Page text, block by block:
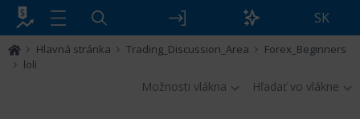
SK
Hlavná stránka Trading_Discussion_Area
Forex_Beginners
loli
Možnosti vlákna Hľadať vo vlákne